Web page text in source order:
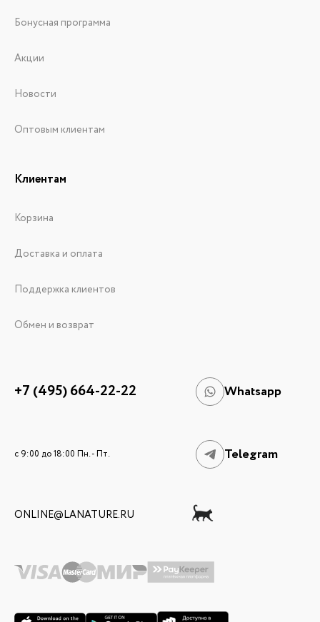
Бонусная программа
Акции
Новости
Оптовым клиентам
Клиентам
Корзина
Доставка и оплата
Поддержка клиентов
Обмен и возврат
+7 (495) 664-22-22 Whatsapp
c 9:00 до 18:00 Пн. - Пт. Telegram
ONLINE@LANATURE.RU